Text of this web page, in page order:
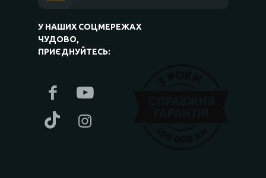
У НАШИХ СОЦМЕРЕЖАХ
ЧУДОВО,
ПРИЄДНУЙТЕСЬ: